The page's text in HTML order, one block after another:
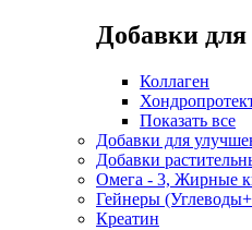
Добавки для
Коллаген
Показать все
Добавки для
Добавки
Омега - 3, Жирные
Гейнеры
Креатин